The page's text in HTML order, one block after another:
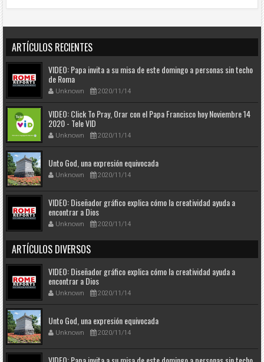
ARTÍCULOS RECIENTES
VIDEO: Papa invita a su misa de este domingo a personas sin techo
de Roma
Unknown 2020/11/14
VIDEO: Click To Pray, Orar con el Papa Francisco hoy Noviembre 14
2020 - Tele VID
Unknown 2020/11/14
Unto God, una expresión equivocada
Unknown 2020/11/14
VIDEO: Diseñador gráfico explica cómo la creatividad ayuda a
encontrar a Dios
Unknown 2020/11/14
ARTÍCULOS DIVERSOS
VIDEO: Diseñador gráfico explica cómo la creatividad ayuda a
encontrar a Dios
Unknown 2020/11/14
Unto God, una expresión equivocada
Unknown 2020/11/14